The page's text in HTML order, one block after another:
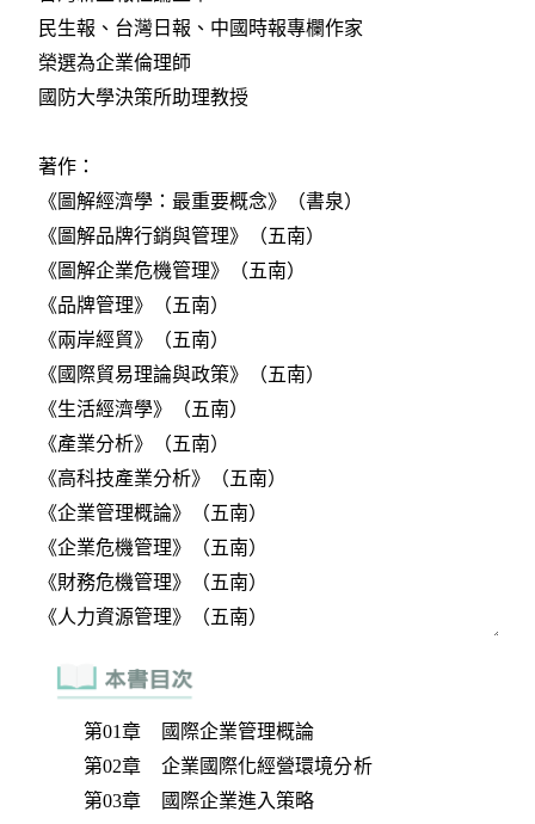
第01章 國際企業管理概論
第02章 企業國際化經營環境分析
第03章 國際企業進入策略